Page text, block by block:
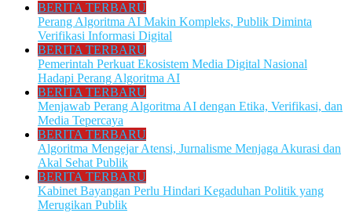
BERITA TERBARU
Perang Algoritma AI Makin Kompleks, Publik Diminta
Verifikasi Informasi Digital
BERITA TERBARU
Pemerintah Perkuat Ekosistem Media Digital Nasional
Hadapi Perang Algoritma AI
BERITA TERBARU
Menjawab Perang Algoritma AI dengan Etika, Verifikasi, dan
Media Tepercaya
BERITA TERBARU
Algoritma Mengejar Atensi, Jurnalisme Menjaga Akurasi dan
Akal Sehat Publik
BERITA TERBARU
Kabinet Bayangan Perlu Hindari Kegaduhan Politik yang
Merugikan Publik